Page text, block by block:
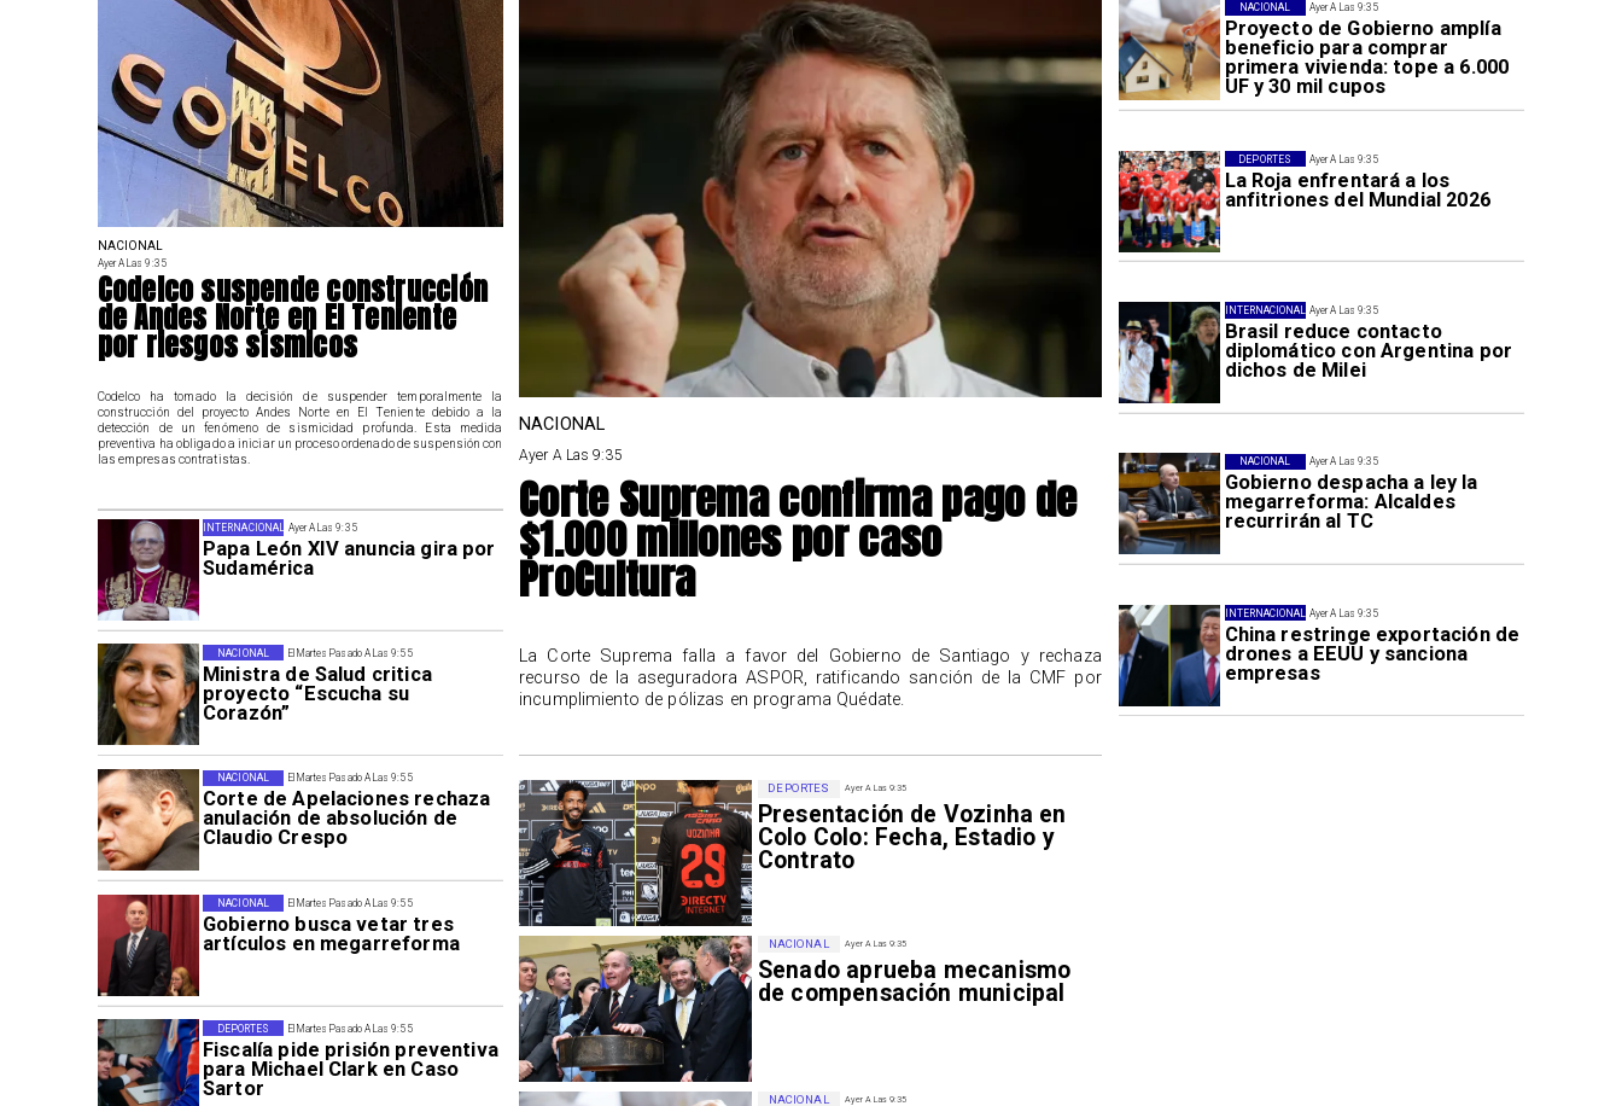
Ayer A Las 9:35
Proyecto de Gobierno amplía
beneficio para comprar
primera vivienda: tope a 6.000
UF y 30 mil cupos
NACIONAL
Ayer A Las 9:35
La Roja enfrentará a los
anfitriones del Mundial 2026
DEPORTES
Ayer A Las 9:35
Brasil reduce contacto
diplomático con Argentina por
dichos de Milei
INTERNACIONAL
Ayer A Las 9:35
Gobierno despacha a ley la
megarreforma: Alcaldes
recurrirán al TC
NACIONAL
Ayer A Las 9:35
China restringe exportación de
drones a EEUU y sanciona
empresas
INTERNACIONAL
Ayer A Las 9:35
Papa León XIV anuncia gira por
Sudamérica
INTERNACIONAL
El Martes Pasado A Las 9:55
Ministra de Salud critica
proyecto “Escucha su
Corazón”
NACIONAL
El Martes Pasado A Las 9:55
Corte de Apelaciones rechaza
anulación de absolución de
Claudio Crespo
NACIONAL
El Martes Pasado A Las 9:55
Gobierno busca vetar tres
artículos en megarreforma
NACIONAL
El Martes Pasado A Las 9:55
Fiscalía pide prisión preventiva
para Michael Clark en Caso
Sartor
DEPORTES
Ayer A Las 9:35
Presentación de Vozinha en
Colo Colo: Fecha, Estadio y
Contrato
DEPORTES
Ayer A Las 9:35
Senado aprueba mecanismo
de compensación municipal
NACIONAL
Ayer A Las 9:35
NACIONAL
NACIONAL
Ayer A Las 9:35
Codelco suspende construcción
de Andes Norte en El Teniente
por riesgos sísmicos
Codelco ha tomado la decisión de suspender temporalmente la
construcción del proyecto Andes Norte en El Teniente debido a la
detección de un fenómeno de sismicidad profunda. Esta medida
preventiva ha obligado a iniciar un proceso ordenado de suspensión con
las empresas contratistas.
NACIONAL
Ayer A Las 9:35
Corte Suprema confirma pago de
$1.000 millones por caso
ProCultura
La Corte Suprema falla a favor del Gobierno de Santiago y rechaza
recurso de la aseguradora ASPOR, ratificando sanción de la CMF por
incumplimiento de pólizas en programa Quédate.